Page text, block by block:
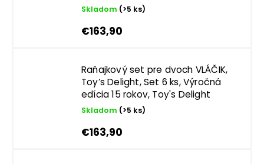
Skladom (>5 ks)
€163,90
Raňajkový set pre dvoch VLÁČIK,
Toy’s Delight, Set 6 ks, Výročná
edícia 15 rokov, Toy's Delight
Skladom (>5 ks)
€163,90